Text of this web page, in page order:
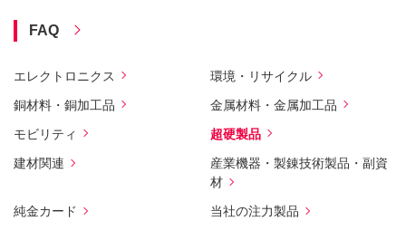
FAQ
エレクトロニクス 環境・リサイクル
銅材料・銅加工品 金属材料・金属加工品
モビリティ 超硬製品
建材関連
産業機器・製錬技術製品・副資
材
純金カード 当社の注力製品